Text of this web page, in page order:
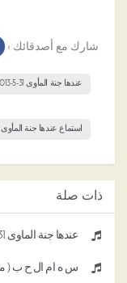
شارك مع أصدقائك ›
عندها جنة المأوى 31-5-2013 mp3
استماع عندها جنة المأوى 31-5-2013
ذات صلة
عندها جنة المأوى 31-5-2013